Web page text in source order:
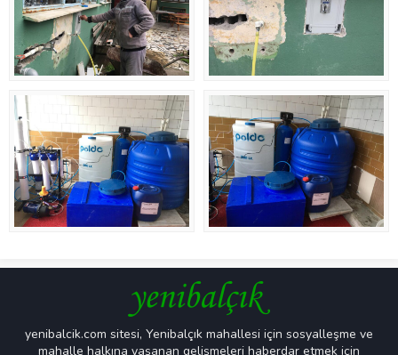
yenibalcik.com sitesi, Yenibalçık mahallesi için sosyalleşme ve
mahalle halkına yaşanan gelişmeleri haberdar etmek için